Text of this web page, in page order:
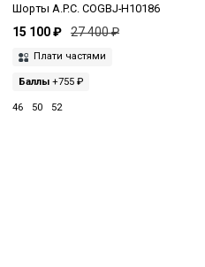
Шорты A.P.C. COGBJ-H10186
15 100 ₽ 27 400 ₽
Плати частями
Баллы +755 ₽
46 50 52